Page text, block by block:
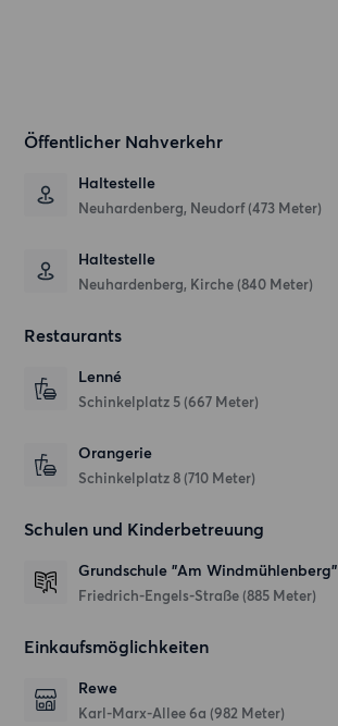
Öffentlicher Nahverkehr
Haltestelle
Neuhardenberg, Neudorf (473 Meter)
Haltestelle
Neuhardenberg, Kirche (840 Meter)
Restaurants
Lenné
Schinkelplatz 5 (667 Meter)
Orangerie
Schinkelplatz 8 (710 Meter)
Schulen und Kinderbetreuung
Grundschule "Am Windmühlenberg"
Friedrich-Engels-Straße (885 Meter)
Einkaufsmöglichkeiten
Rewe
Karl-Marx-Allee 6a (982 Meter)